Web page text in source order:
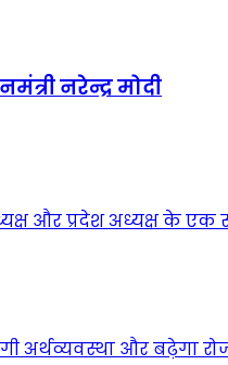
नरेन्द्र मोदी
और प्रदेश अध्यक्ष के
अर्थव्यवस्था और बढ़ेगा